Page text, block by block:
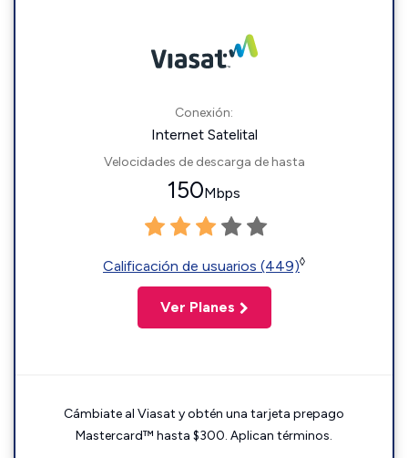
Conexión:
Internet Satelital
Velocidades de descarga de hasta
150Mbps
Calificación de usuarios (449)◊
Ver Planes
Cámbiate al Viasat y obtén una tarjeta prepago
Mastercard™ hasta $300. Aplican términos.